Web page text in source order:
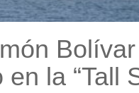
la “Tall